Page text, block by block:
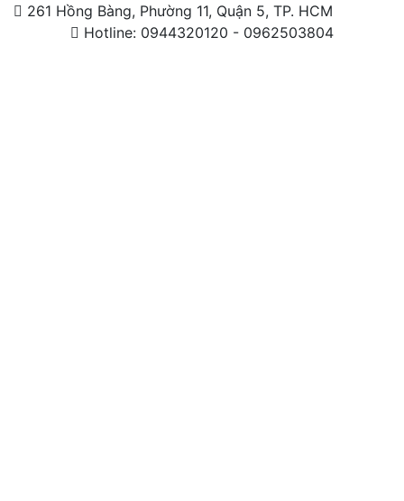
261 Hồng Bàng, Phường 11, Quận 5, TP. HCM
Hotline: 0944320120 - 0962503804